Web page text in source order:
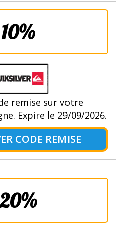
10%
remise sur votre
Expire le 29/09/2026.
CODE REMISE
20%